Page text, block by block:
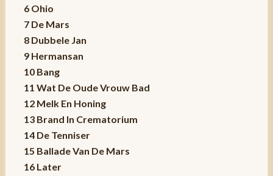
6 Ohio
7 De Mars
8 Dubbele Jan
9 Hermansan
10 Bang
11 Wat De Oude Vrouw Bad
12 Melk En Honing
13 Brand In Crematorium
14 De Tenniser
15 Ballade Van De Mars
16 Later